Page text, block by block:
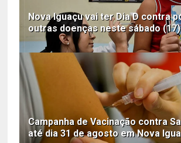
Nova Iguaçu vai ter Dia D contra
outras doenças neste sábado (17)
Campanha de Vacinação contra
até dia 31 de agosto em Nova